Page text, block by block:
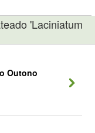
'Laciniatum
Outono